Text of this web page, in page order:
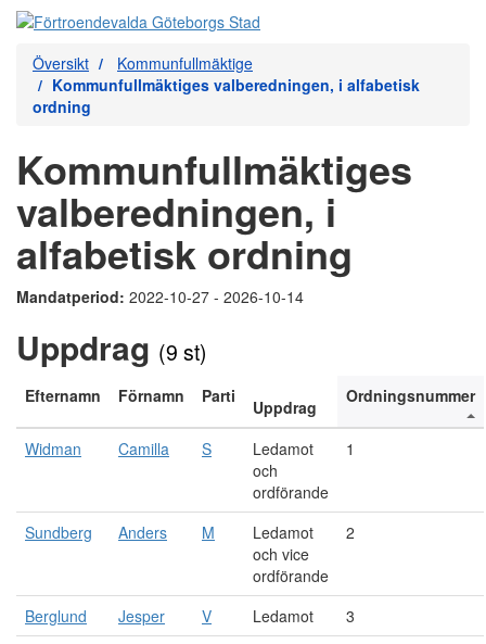
Översikt
Kommunfullmäktige
Kommunfullmäktiges valberedningen, i alfabetisk
ordning
Kommunfullmäktiges
valberedningen, i
alfabetisk ordning
Mandatperiod: 2022-10-27 - 2026-10-14
Uppdrag (9 st)
Efternamn Förnamn Parti
Uppdrag
Ordningsnummer
Widman Camilla S
Ledamot
och
ordförande
1
Sundberg Anders M
Ledamot
och vice
ordförande
2
Berglund Jesper V Ledamot
3